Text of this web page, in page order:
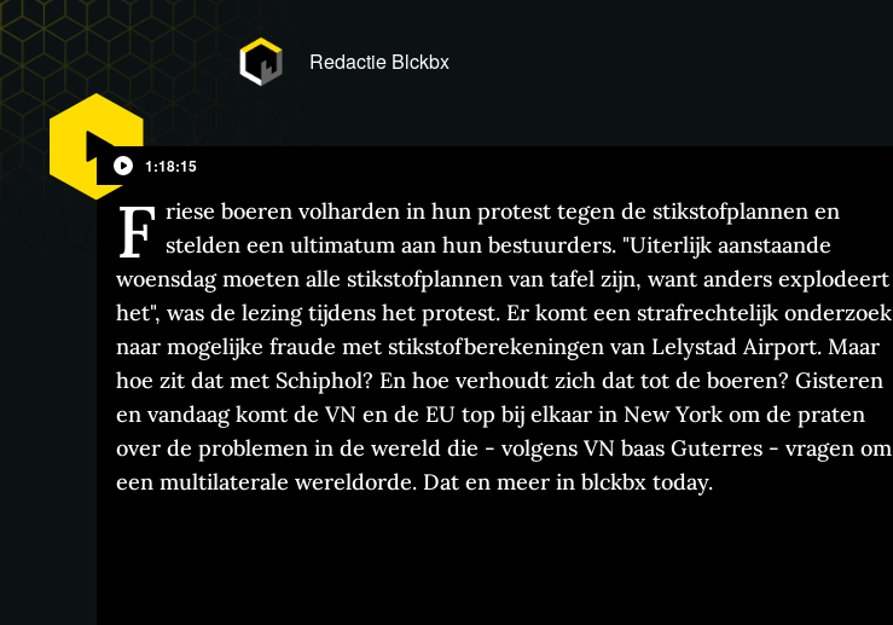
Redactie Blckbx
1:18:15
F riese boeren volharden in hun protest tegen de stikstofplannen en
stelden een ultimatum aan hun bestuurders. "Uiterlijk aanstaande
woensdag moeten alle stikstofplannen van tafel zijn, want anders explodeert
het", was de lezing tijdens het protest. Er komt een strafrechtelijk onderzoek
naar mogelijke fraude met stikstofberekeningen van Lelystad Airport. Maar
hoe zit dat met Schiphol? En hoe verhoudt zich dat tot de boeren? Gisteren
en vandaag komt de VN en de EU top bij elkaar in New York om de praten
over de problemen in de wereld die - volgens VN baas Guterres - vragen om
een multilaterale wereldorde. Dat en meer in blckbx today.